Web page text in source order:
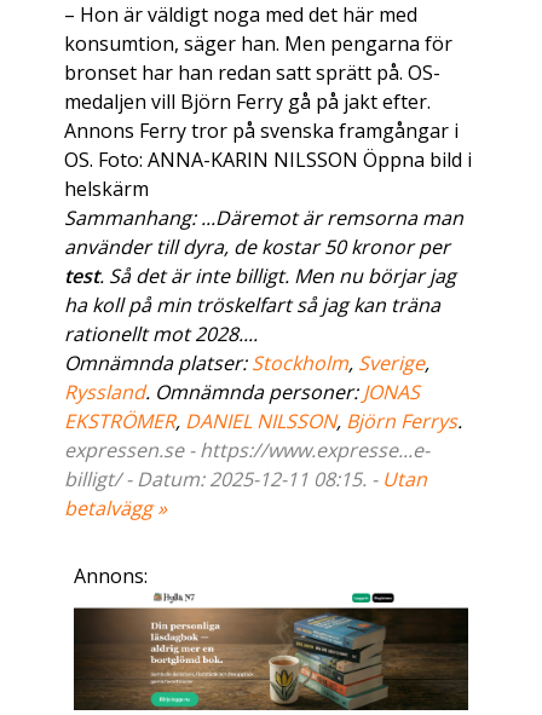
– Hon är väldigt noga med det här med
konsumtion, säger han. Men pengarna för
bronset har han redan satt sprätt på. OS-
medaljen vill Björn Ferry gå på jakt efter.
Annons Ferry tror på svenska framgångar i
OS. Foto: ANNA-KARIN NILSSON Öppna bild i
helskärm
Sammanhang: ...Däremot är remsorna man
använder till dyra, de kostar 50 kronor per
test. Så det är inte billigt. Men nu börjar jag
ha koll på min tröskelfart så jag kan träna
rationellt mot 2028....
Omnämnda platser:Stockholm, Sverige,
Ryssland. Omnämnda personer:JONAS
EKSTRÖMER, DANIEL NILSSON, Björn Ferrys.
expressen.se - https://www.expresse...e-
billigt/ - Datum: 2025-12-11 08:15. - Utan
betalvägg »
Annons: